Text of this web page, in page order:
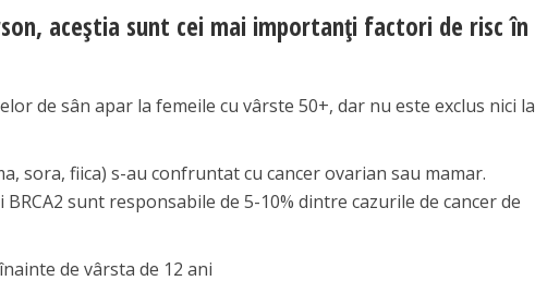
aceștia sunt cei mai importanți factori de risc în
de sân apar la femeile cu vârste 50+, dar nu este exclus nici la
sora, fiica) s-au confruntat cu cancer ovarian sau mamar.
BRCA2 sunt responsabile de 5-10% dintre cazurile de cancer de
de vârsta de 12 ani